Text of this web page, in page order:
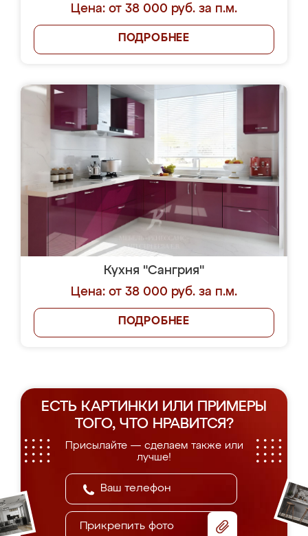
Цена: от 38 000 руб. за п.м.
ПОДРОБНЕЕ
Кухня "Сангрия"
Цена: от 38 000 руб. за п.м.
ПОДРОБНЕЕ
ЕСТЬ КАРТИНКИ ИЛИ ПРИМЕРЫ
ТОГО, ЧТО НРАВИТСЯ?
Присылайте — сделаем также или
лучше!
Прикрепить фото